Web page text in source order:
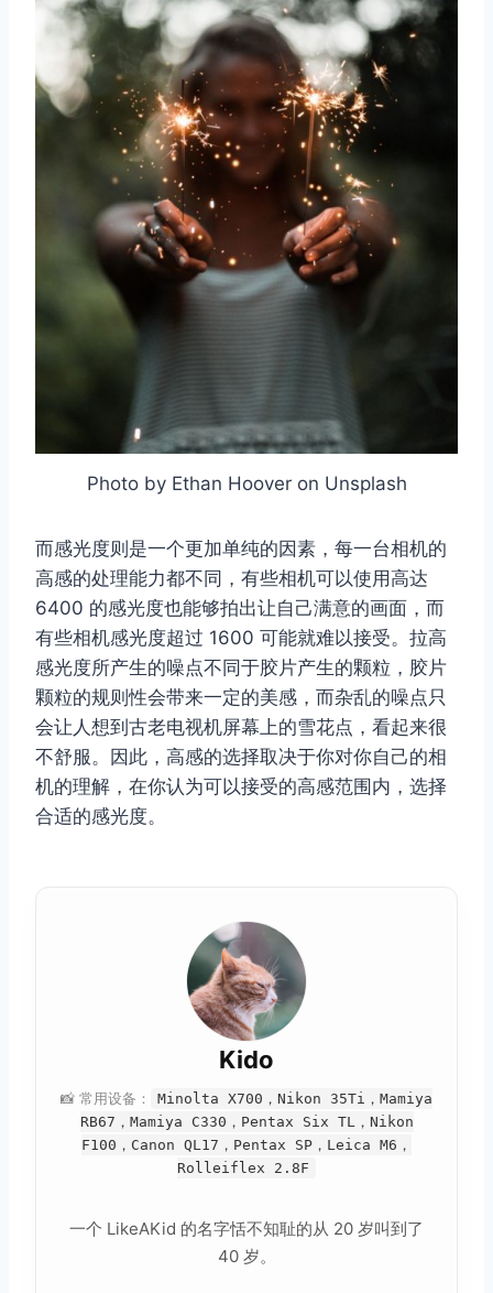
Photo by Ethan Hoover on Unsplash
而感光度则是一个更加单纯的因素，每一台相机的
高感的处理能力都不同，有些相机可以使用高达
6400 的感光度也能够拍出让自己满意的画面，而
有些相机感光度超过 1600 可能就难以接受。拉高
感光度所产生的噪点不同于胶片产生的颗粒，胶片
颗粒的规则性会带来一定的美感，而杂乱的噪点只
会让人想到古老电视机屏幕上的雪花点，看起来很
不舒服。因此，高感的选择取决于你对你自己的相
机的理解，在你认为可以接受的高感范围内，选择
合适的感光度。
Kido
📸 常用设备：
Minolta X700，Nikon 35Ti，Mamiya
RB67，Mamiya C330，Pentax Six TL，Nikon
F100，Canon QL17，Pentax SP，Leica M6，
Rolleiflex 2.8F
一个 LikeAKid 的名字恬不知耻的从 20 岁叫到了
40 岁。